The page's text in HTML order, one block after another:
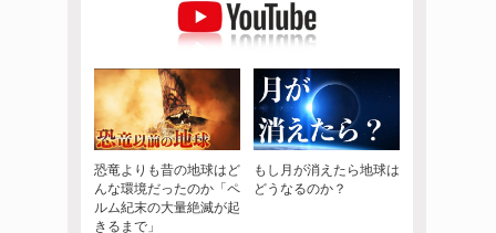
恐竜よりも昔の地球はど
んな環境だったのか「ペ
ルム紀末の大量絶滅が起
きるまで」
もし月が消えたら地球は
どうなるのか？